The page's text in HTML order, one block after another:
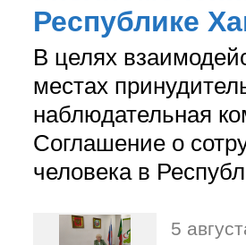
Республике
В целях
местах
наблюдательная
Соглашение о
человека в
5